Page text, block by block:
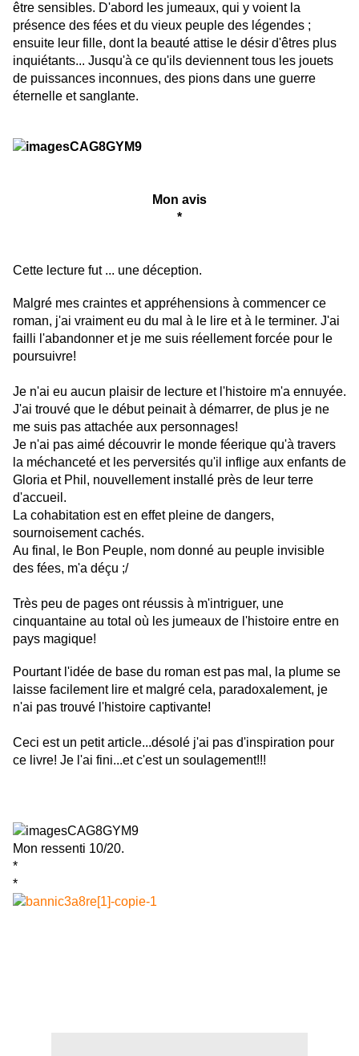
être sensibles. D'abord les jumeaux, qui y voient la
présence des fées et du vieux peuple des légendes ;
ensuite leur fille, dont la beauté attise le désir d'êtres plus
inquiétants... Jusqu'à ce qu'ils deviennent tous les jouets
de puissances inconnues, des pions dans une guerre
éternelle et sanglante.
Mon avis
*
Cette lecture fut ... une déception.
Malgré mes craintes et appréhensions à commencer ce
roman, j'ai vraiment eu du mal à le lire et à le terminer. J'ai
failli l'abandonner et je me suis réellement forcée pour le
poursuivre!
Je n'ai eu aucun plaisir de lecture et l 'histoire m'a ennuyée.
J'ai trouvé que le début peinait à démarrer, de plus je ne
me suis pas attachée aux personnages!
Je n'ai pas aimé découvrir le monde féerique qu'à travers
la méchanceté et les perversités qu'il inflige aux enfants de
Gloria et Phil, nouvellement installé près de leur terre
d'accueil.
La cohabitation est en effet pleine de dangers,
sournoisement cachés.
Au final, le Bon Peuple, nom donné au peuple invisible
des fées, m'a déçu ;/
Très peu de pages ont réussis à m'intriguer, une
cinquantaine au total où les jumeaux de l'histoire entre en
pays magique!
Pourtant l'idée de base du roman est pas mal, la plume se
laisse facilement lire et malgré cela, paradoxalement, je
n'ai pas trouvé l'histoire captivante!
Ceci est un petit article...désolé j'ai pas d'inspiration pour
ce livre! Je l'ai fini...et c'est un soulagement!!!
Mon ressenti 10/20.
*
*